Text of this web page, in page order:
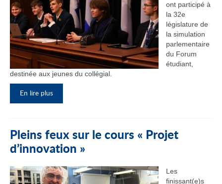
ont participé à
la 32e
législature de
la simulation
parlementaire
du Forum
étudiant,
destinée aux jeunes du collégial.
En lire plus
Pleins feux sur le cours « Projet
d’innovation »
Les
finissant(e)s